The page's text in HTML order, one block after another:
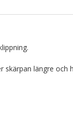
skärpan längre och